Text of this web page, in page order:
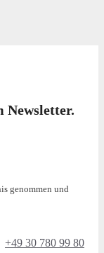
genommen und
+49 30 780 99 80